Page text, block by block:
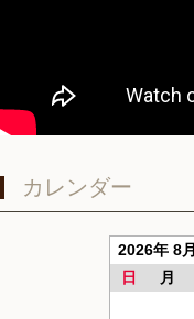
カレンダー
2026年 8月
日
月